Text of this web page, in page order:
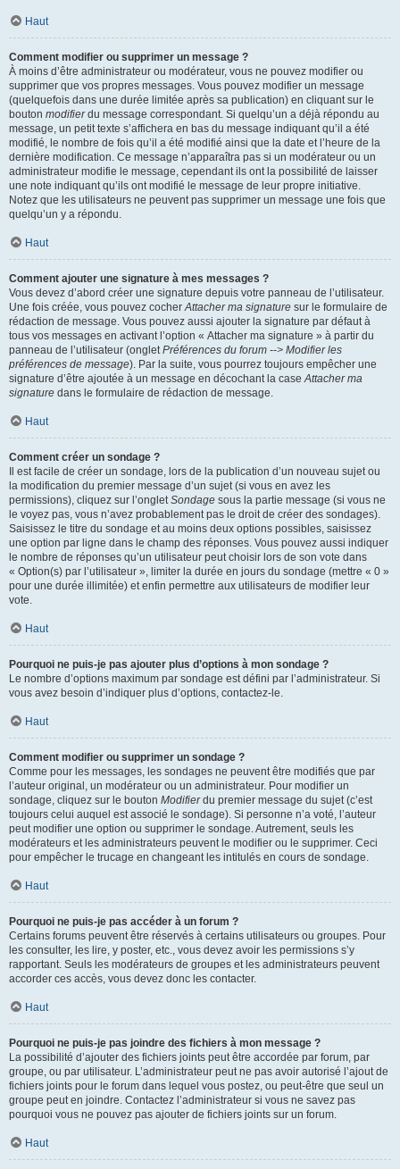
Haut
Comment modifier ou supprimer un message ?
À moins d’être administrateur ou modérateur, vous ne pouvez modifier ou
supprimer que vos propres messages. Vous pouvez modifier un message
(quelquefois dans une durée limitée après sa publication) en cliquant sur le
bouton modifierdu message correspondant. Si quelqu’un a déjà répondu au
message, un petit texte s’affichera en bas du message indiquant qu’il a été
modifié, le nombre de fois qu’il a été modifié ainsi que la date et l’heure de la
dernière modification. Ce message n’apparaîtra pas si un modérateur ou un
administrateur modifie le message, cependant ils ont la possibilité de laisser
une note indiquant qu’ils ont modifié le message de leur propre initiative.
Notez que les utilisateurs ne peuvent pas supprimer un message une fois que
quelqu’un y a répondu.
Haut
Comment ajouter une signature à mes messages ?
Vous devez d’abord créer une signature depuis votre panneau de l’utilisateur.
Une fois créée, vous pouvez cocherAttacher ma signature sur le formulaire de
rédaction de message. Vous pouvez aussi ajouter la signature par défaut à
tous vos messages en activant l’option « Attacher ma signature » à partir du
panneau de l’utilisateur (ongletPréférences du forum --> Modifier les
préférences de message). Par la suite, vous pourrez toujours empêcher une
signature d’être ajoutée à un message en décochant la caseAttacher ma
signature dans le formulaire de rédaction de message.
Haut
Comment créer un sondage ?
Il est facile de créer un sondage, lors de la publication d’un nouveau sujet ou
la modification du premier message d’un sujet (si vous en avez les
permissions), cliquez sur l’ongletSondage sous la partie message (si vous ne
le voyez pas, vous n’avez probablement pas le droit de créer des sondages).
Saisissez le titre du sondage et au moins deux options possibles, saisissez
une option par ligne dans le champ des réponses. Vous pouvez aussi indiquer
le nombre de réponses qu’un utilisateur peut choisir lors de son vote dans
« Option(s) par l’utilisateur », limiter la durée en jours du sondage (mettre « 0 »
pour une durée illimitée) et enfin permettre aux utilisateurs de modifier leur
vote.
Haut
Pourquoi ne puis-je pas ajouter plus d’options à mon sondage ?
Le nombre d’options maximum par sondage est défini par l’administrateur. Si
vous avez besoin d’indiquer plus d’options, contactez-le.
Haut
Comment modifier ou supprimer un sondage ?
Comme pour les messages, les sondages ne peuvent être modifiés que par
l’auteur original, un modérateur ou un administrateur. Pour modifier un
sondage, cliquez sur le bouton Modifierdu premier message du sujet (c’est
toujours celui auquel est associé le sondage). Si personne n’a voté, l’auteur
peut modifier une option ou supprimer le sondage. Autrement, seuls les
modérateurs et les administrateurs peuvent le modifier ou le supprimer. Ceci
pour empêcher le trucage en changeant les intitulés en cours de sondage.
Haut
Pourquoi ne puis-je pas accéder à un forum ?
Certains forums peuvent être réservés à certains utilisateurs ou groupes. Pour
les consulter, les lire, y poster, etc., vous devez avoir les permissions s’y
rapportant. Seuls les modérateurs de groupes et les administrateurs peuvent
accorder ces accès, vous devez donc les contacter.
Haut
Pourquoi ne puis-je pas joindre des fichiers à mon message ?
La possibilité d’ajouter des fichiers joints peut être accordée par forum, par
groupe, ou par utilisateur. L’administrateur peut ne pas avoir autorisé l’ajout de
fichiers joints pour le forum dans lequel vous postez, ou peut-être que seul un
groupe peut en joindre. Contactez l’administrateur si vous ne savez pas
pourquoi vous ne pouvez pas ajouter de fichiers joints sur un forum.
Haut